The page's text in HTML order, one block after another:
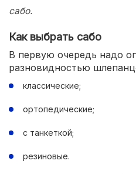
сабо.
Как выбрать сабо
В первую очередь надо
разновидностью
классические;
ортопедические;
с танкеткой;
резиновые.